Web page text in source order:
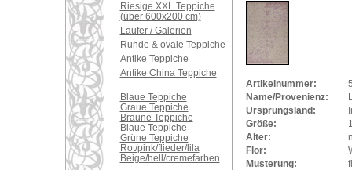
Riesige XXL Teppiche
(über 600x200 cm)
Läufer / Galerien
Runde & ovale Teppiche
Antike Teppiche
Antike China Teppiche
Blaue Teppiche
Graue Teppiche
Braune Teppiche
Blaue Teppiche
Grüne Teppiche
Rot/pink/flieder/lila
Beige/hell/cremefarben
Artikelnummer:
Name/Provenienz:
Ursprungsland:
Größe:
Alter:
Flor:
Musterung: